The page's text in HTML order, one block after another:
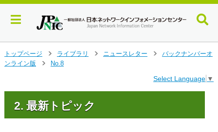
イ
ン
ツ
トップページ
>
ライブラリ
ニュースレター
バックナンバーオ
ンライン版
No.8
Select Language ▼
2. 最新トピック